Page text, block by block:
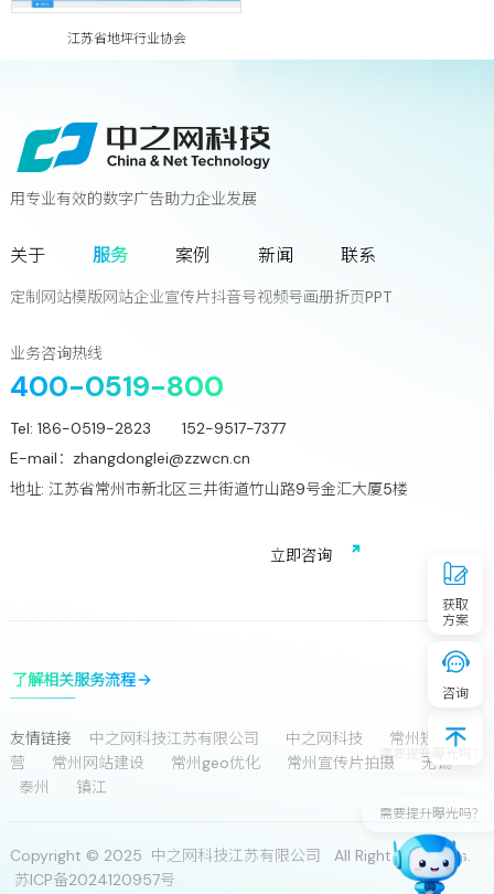
江苏省地坪行业协会
只差一次对话!
用专业有效的数字广告助力企业发展
获取
方案
咨询
关于 服务 案例 新闻 联系
定制网站模版网站企业宣传片抖音号视频号画册折页PPT
业务咨询热线
400-0519-800
Tel: 186-0519-2823 152-9517-7377
E-mail： zhangdonglei@zzwcn.cn
地址: 江苏省常州市新北区三井街道竹山路9号金汇大厦5楼
立即咨询
了解相关服务流程
友情链接 中之网科技江苏有限公司 中之网科技
常州短视频运
营
常州网站建设 常州geo优化 常州宣传片拍摄
无锡
泰州
镇江
Copyright © 2025 中之网科技江苏有限公司 All Rights Reserves.
苏ICP备2024120957号